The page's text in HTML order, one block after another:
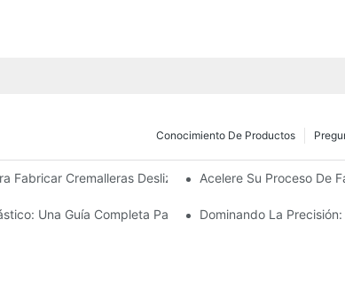
Conocimiento De Productos
Fabricar Cremalleras Deslizantes Para Las Necesidades
Acelere Su Proceso De
Una Guía Completa Para Su Fabricación
Dominando La